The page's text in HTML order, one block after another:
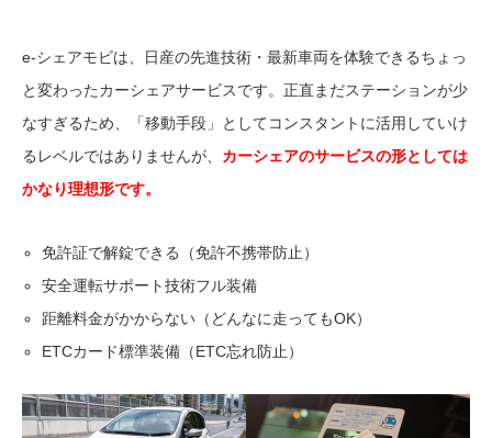
e-シェアモビは、日産の先進技術・最新車両を体験できるちょっ
と変わったカーシェアサービスです。正直まだステーションが少
なすぎるため、「移動手段」としてコンスタントに活用していけ
るレベルではありませんが、 カーシェアのサービスの形としては
かなり理想形です。
免許証で解錠できる（免許不携帯防止）
安全運転サポート技術フル装備
距離料金がかからない（どんなに走ってもOK）
ETCカード標準装備（ETC忘れ防止）